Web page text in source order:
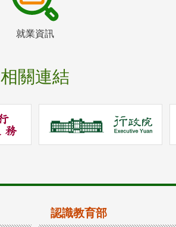
就業資訊
相關連結
認識教育部